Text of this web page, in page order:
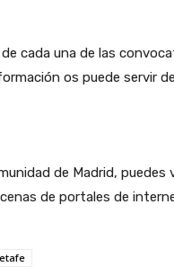
cada una de las
os puede servir
de Madrid, puedes
de portales de